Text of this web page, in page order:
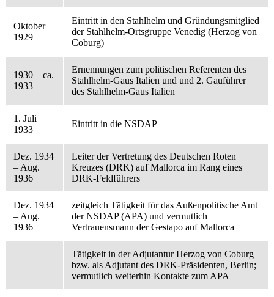
Oktober
1929
Eintritt in den Stahlhelm und Gründungsmitglied
der Stahlhelm-Ortsgruppe Venedig (Herzog von
Coburg)
1930 – ca.
1933
Ernennungen zum politischen Referenten des
Stahlhelm-Gaus Italien und und 2. Gauführer
des Stahlhelm-Gaus Italien
1. Juli
1933
Eintritt in die NSDAP
Dez. 1934
– Aug.
1936
Leiter der Vertretung des Deutschen Roten
Kreuzes (DRK) auf Mallorca im Rang eines
DRK-Feldführers
Dez. 1934
– Aug.
1936
zeitgleich Tätigkeit für das Außenpolitische Amt
der NSDAP (APA) und vermutlich
Vertrauensmann der Gestapo auf Mallorca
Tätigkeit in der Adjutantur Herzog von Coburg
bzw. als Adjutant des DRK-Präsidenten, Berlin;
vermutlich weiterhin Kontakte zum APA